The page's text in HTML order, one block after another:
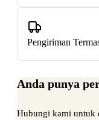
Pengiriman
Anda punya
Hubungi kami untuk